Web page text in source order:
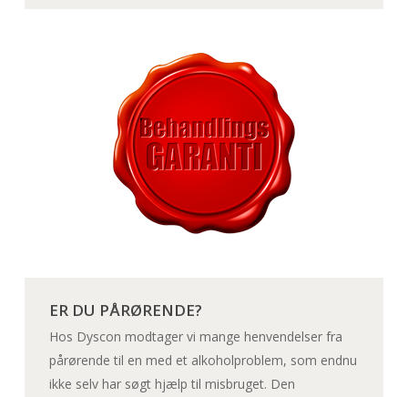
ER DU PÅRØRENDE?
Hos Dyscon modtager vi mange henvendelser fra
pårørende til en med et alkoholproblem, som endnu
ikke selv har søgt hjælp til misbruget. Den